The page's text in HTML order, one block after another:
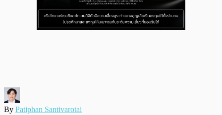
By Patiphan Santivarotai